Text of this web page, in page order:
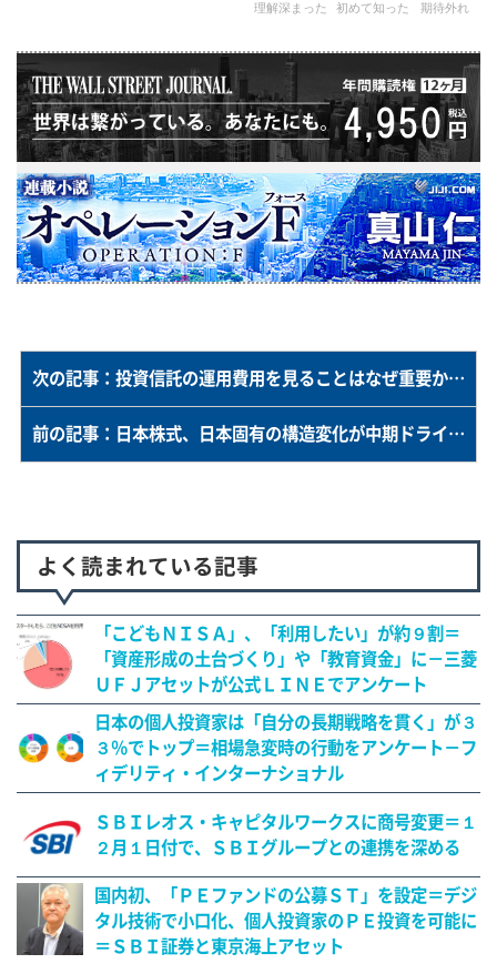
理解深まった 初めて知った 期待外れ
次の記事：投資信託の運用費用を見ることはなぜ重要か？－モーニングスター・ジャパンが調査レポート
前の記事：日本株式、日本固有の構造変化が中期ドライバーに＝企業の事業ポートフォリオ再編に注目＝ＵＢＳ証券の守屋氏
よく読まれている記事
「こどもＮＩＳＡ」、「利用したい」が約９割＝
「資産形成の土台づくり」や「教育資金」に－三菱
ＵＦＪアセットが公式ＬＩＮＥでアンケート
日本の個人投資家は「自分の長期戦略を貫く」が３
３％でトップ＝相場急変時の行動をアンケート－フ
ィデリティ・インターナショナル
ＳＢＩレオス・キャピタルワークスに商号変更＝１
２月１日付で、ＳＢＩグループとの連携を深める
国内初、「ＰＥファンドの公募ＳＴ」を設定＝デジ
タル技術で小口化、個人投資家のＰＥ投資を可能に
＝ＳＢＩ証券と東京海上アセット